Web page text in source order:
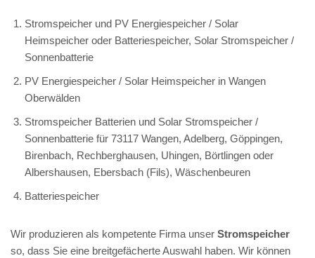
Stromspeicher und PV Energiespeicher / Solar
Heimspeicher oder Batteriespeicher, Solar Stromspeicher /
Sonnenbatterie
PV Energiespeicher / Solar Heimspeicher in Wangen
Oberwälden
Stromspeicher Batterien und Solar Stromspeicher /
Sonnenbatterie für 73117 Wangen, Adelberg, Göppingen,
Birenbach, Rechberghausen, Uhingen, Börtlingen oder
Albershausen, Ebersbach (Fils), Wäschenbeuren
Batteriespeicher
Wir produzieren als kompetente Firma unser Stromspeicher
so, dass Sie eine breitgefächerte Auswahl haben. Wir können